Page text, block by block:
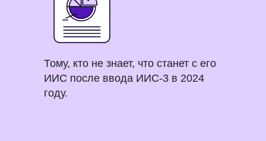
Тому, кто не знает, что станет с его
ИИС после ввода ИИС-3 в 2024
году.
Программа курса